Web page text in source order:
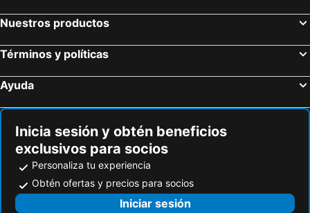
Nuestros productos
Términos y políticas
Ayuda
Inicia sesión y obtén beneficios
exclusivos para socios
Personaliza tu experiencia
Obtén ofertas y precios para socios
Iniciar sesión